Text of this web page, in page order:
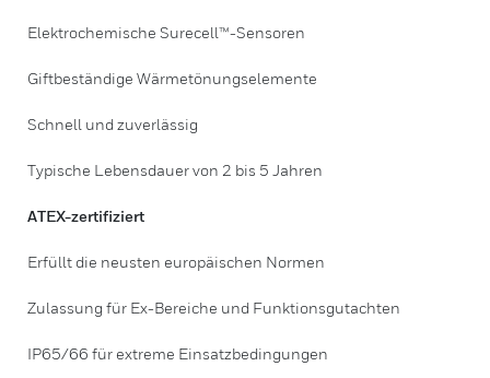
Elektrochemische Surecell™-Sensoren
Giftbeständige Wärmetönungselemente
Schnell und zuverlässig
Typische Lebensdauer von 2 bis 5 Jahren
ATEX-zertifiziert
Erfüllt die neusten europäischen Normen
Zulassung für Ex-Bereiche und Funktionsgutachten
IP65/66 für extreme Einsatzbedingungen